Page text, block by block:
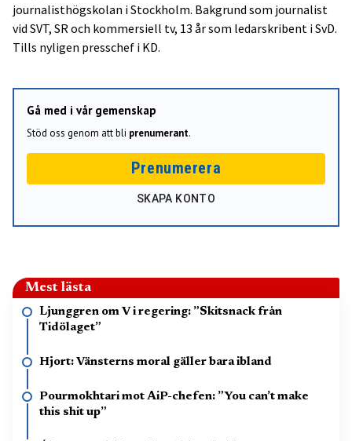
journalisthögskolan i Stockholm. Bakgrund som journalist
vid SVT, SR och kommersiell tv, 13 år som ledarskribent i SvD.
Tills nyligen presschef i KD.
Gå med i vår gemenskap
Stöd oss genom att bli prenumerant.
Prenumerera
SKAPA KONTO
Mest lästa
Ljunggren om V i regering: ”Skitsnack från
Tidölaget”
Hjort: Vänsterns moral gäller bara ibland
Pourmokhtari mot AiP-chefen: ”You can’t make
this shit up”